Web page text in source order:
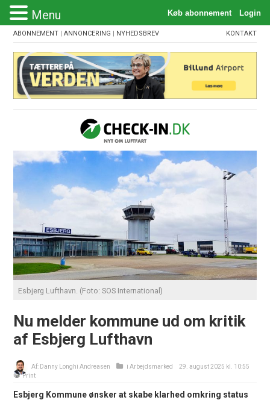
ABONNEMENT |ANNONCERING | NYHEDSBREV KONTAKT
Esbjerg Lufthavn. (Foto: SOS International)
Nu melder kommune ud om kritik
af Esbjerg Lufthavn
Af: Danny Longhi Andreasen iArbejdsmarked
29. august 2025 kl. 10:55
Print
Esbjerg Kommune ønsker at skabe klarhed omkring status
Menu